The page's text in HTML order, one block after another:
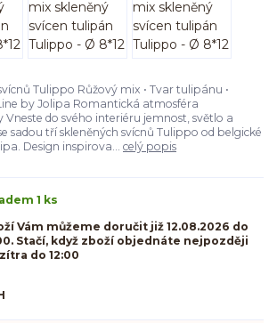
Tulippo Růžový mix • Tvar tulipánu •
by Jolipa Romantická atmosféra
do svého interiéru jemnost, světlo a
sadou tří skleněných svícnů Tulippo od belgické
Design inspirova... celý popis
1 ks
Vám můžeme doručit již 12.08.2026 do
Stačí, když zboží objednáte nejpozději
do 12:00